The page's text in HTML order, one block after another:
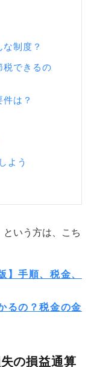
制度？
税できるの
は？
よう
という方は、こち
】手順、税金、
るの？税金の金
の損益通算